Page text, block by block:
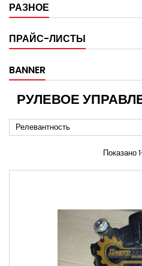
РАЗНОЕ
ПРАЙС-ЛИСТЫ
BANNER
РУЛЕВОЕ
Релевантность
Показано